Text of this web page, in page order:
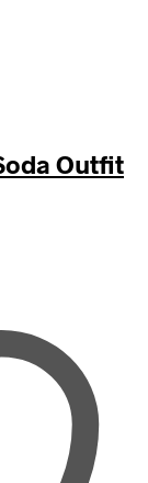
Outfit